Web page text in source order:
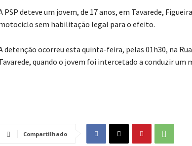
PSP deteve um jovem, de 17 anos, em Tavarede,
sem habilitação legal para o efeito.
detenção ocorreu esta quinta-feira, pelas 01h30, na
quando o jovem foi intercetado a conduzir um
Compartilhado